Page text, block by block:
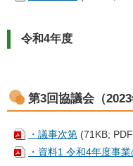
令和4年度
第3回協議会（2023
・議事次第 (71KB;
・資料1 令和4年度事